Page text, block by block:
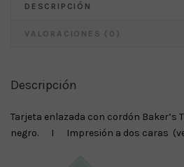
DESCRIPCIÓN
VALORACIONES (0)
Descripción
Tarjeta enlazada con cordón Baker’s
negro. I Impresión a dos caras